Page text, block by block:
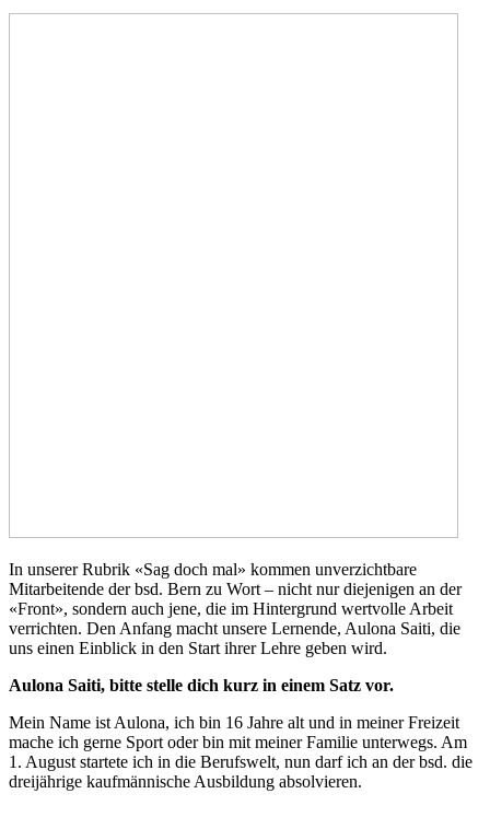
In unserer Rubrik «Sag doch mal» kommen unverzichtbare
Mitarbeitende der bsd. Bern zu Wort – nicht nur diejenigen an der
«Front», sondern auch jene, die im Hintergrund wertvolle Arbeit
verrichten. Den Anfang macht unsere Lernende, Aulona Saiti, die
uns einen Einblick in den Start ihrer Lehre geben wird.
Aulona Saiti, bitte stelle dich kurz in einem Satz vor.
Mein Name ist Aulona, ich bin 16 Jahre alt und in meiner Freizeit
mache ich gerne Sport oder bin mit meiner Familie unterwegs. Am
1. August startete ich in die Berufswelt, nun darf ich an der bsd. die
dreijährige kaufmännische Ausbildung absolvieren.